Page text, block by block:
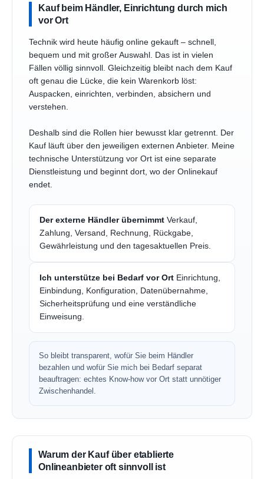
Kauf beim Händler, Einrichtung durch mich
vor Ort
Technik wird heute häufig online gekauft – schnell,
bequem und mit großer Auswahl. Das ist in vielen
Fällen völlig sinnvoll. Gleichzeitig bleibt nach dem Kauf
oft genau die Lücke, die kein Warenkorb löst:
Auspacken, einrichten, verbinden, absichern und
verstehen.
Deshalb sind die Rollen hier bewusst klar getrennt. Der
Kauf läuft über den jeweiligen externen Anbieter. Meine
technische Unterstützung vor Ort ist eine separate
Dienstleistung und beginnt dort, wo der Onlinekauf
endet.
Der externe Händler übernimmt Verkauf,
Zahlung, Versand, Rechnung, Rückgabe,
Gewährleistung und den tagesaktuellen Preis.
Ich unterstütze bei Bedarf vor Ort Einrichtung,
Einbindung, Konfiguration, Datenübernahme,
Sicherheitsprüfung und eine verständliche
Einweisung.
So bleibt transparent, wofür Sie beim Händler
bezahlen und wofür Sie mich bei Bedarf separat
beauftragen: echtes Know-how vor Ort statt unnötiger
Zwischenhandel.
Warum der Kauf über etablierte
Onlineanbieter oft sinnvoll ist